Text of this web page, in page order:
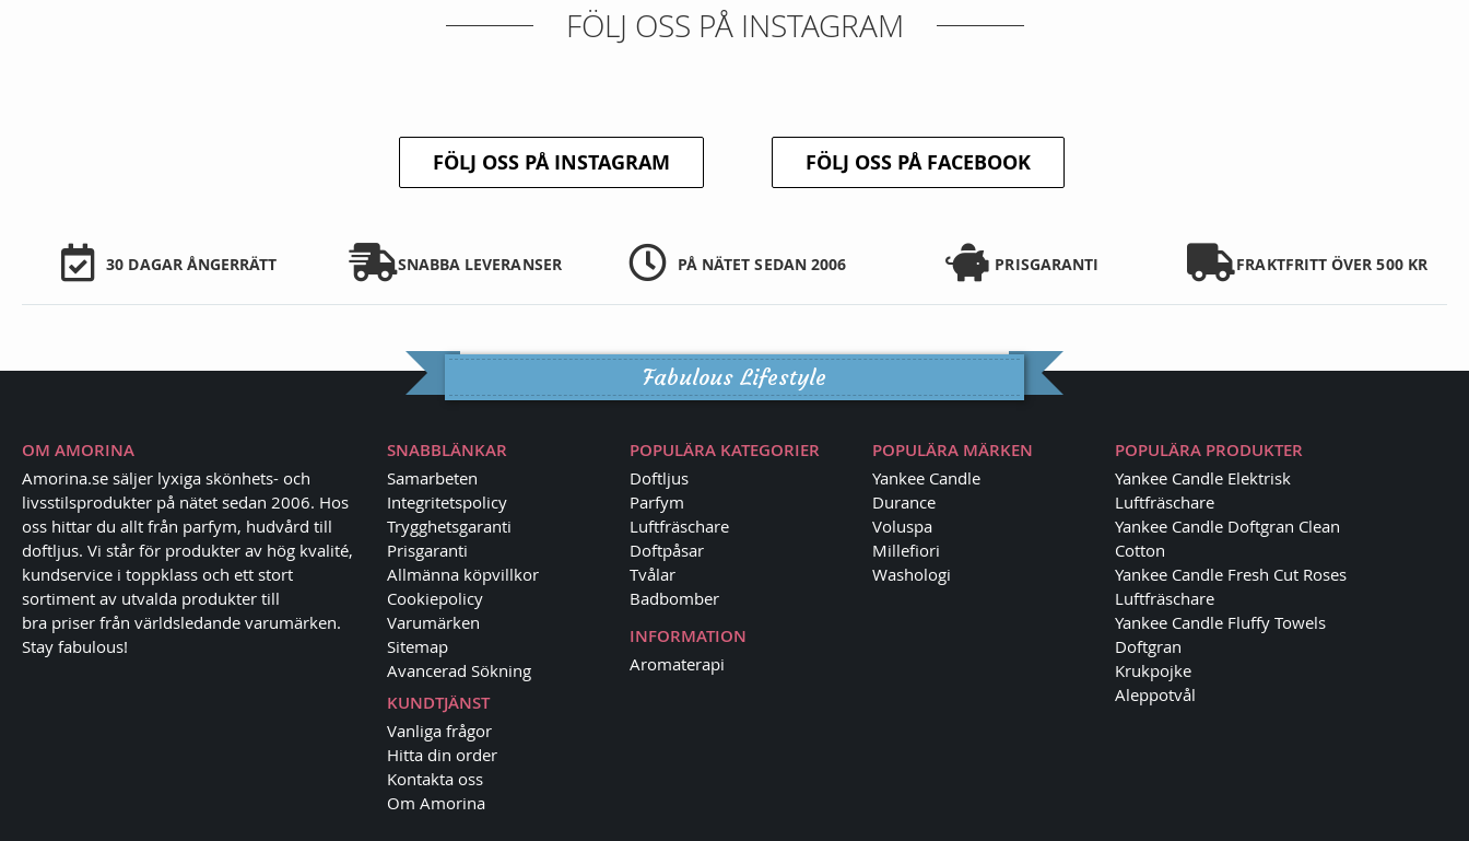
FÖLJ OSS PÅ INSTAGRAM
FÖLJ OSS PÅ INSTAGRAM FÖLJ OSS PÅ FACEBOOK
30 DAGAR ÅNGERRÄTT SNABBA LEVERANSER PÅ NÄTET SEDAN 2006 PRISGARANTI FRAKTFRITT ÖVER 500 KR
Fabulous Lifestyle
OM AMORINA
Amorina.se säljer lyxiga skönhets- och
livsstilsprodukter på nätet sedan 2006. Hos
oss hittar du allt från parfym, hudvård till
doftljus. Vi står för produkter av hög kvalité,
kundservice i toppklass och ett stort
sortiment av utvalda produkter till
bra priser från världsledande varumärken.
Stay fabulous!
SNABBLÄNKAR
Samarbeten
Integritetspolicy
Trygghetsgaranti
Prisgaranti
Allmänna köpvillkor
Cookiepolicy
Varumärken
Sitemap
Avancerad Sökning
KUNDTJÄNST
Vanliga frågor
Hitta din order
Kontakta oss
Om Amorina
POPULÄRA KATEGORIER
Doftljus
Parfym
Luftfräschare
Doftpåsar
Tvålar
Badbomber
INFORMATION
Aromaterapi
POPULÄRA MÄRKEN
Yankee Candle
Durance
Voluspa
Millefiori
Washologi
POPULÄRA PRODUKTER
Yankee Candle Elektrisk
Luftfräschare
Yankee Candle Doftgran Clean
Cotton
Yankee Candle Fresh Cut Roses
Luftfräschare
Yankee Candle Fluffy Towels
Doftgran
Krukpojke
Aleppotvål